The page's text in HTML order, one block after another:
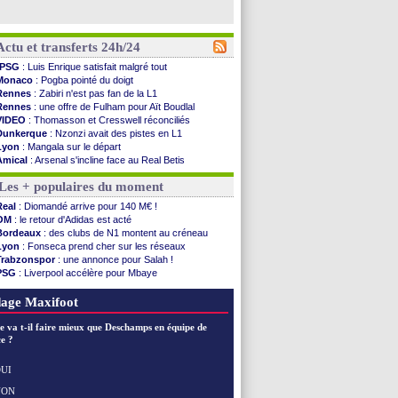
et transferts 24h/24
PSG : Luis Enrique satisfait malgré tout
: Pogba pointé du doigt
: Zabiri n'est pas fan de la L1
: une offre de Fulham pour Aït Boudlal
: Thomasson et Cresswell réconciliés
: Nzonzi avait des pistes en L1
: Mangala sur le départ
: Arsenal s'incline face au Real Betis
: lourde défaite pour le PSG
City: Maresca flou pour Reijnders
: Fenerbahçe prend une belle option
Diriyah: Mbemba arrive libre (officiel)
: le plan d'Alvarez à son retour
: premier succès pour Brest
: le joli but de Greenwood avec le Fener !
2030: une promesse d'Infantino au Maroc ...
: la compo pour le premier match amical
: une nouvelle offre pour Vinicius
: Cabral a prolongé (officiel)
+ populaires du moment
: Diomandé arrive pour 140 M€ !
: le retour d'Adidas est acté
: des clubs de N1 montent au créneau
: Fonseca prend cher sur les réseaux
: une annonce pour Salah !
: Liverpool accélère pour Mbaye
: 3 joueurs écartés du groupe pro
Maxifoot
va t-il faire mieux que Deschamps en équipe de
?